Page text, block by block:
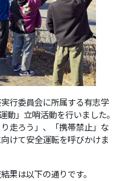
行委員会に所属する有志学
」立哨活動を行いました。
走ろう」、「携帯禁止」な
けて安全運転を呼びかけま
果は以下の通りです。